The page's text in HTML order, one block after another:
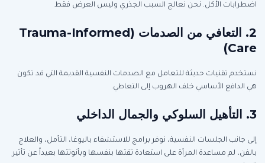
اضطرابات الأكل. نحن نعالج السبب الجذري وليس العرض فقط.
2. التعافي من الصدمات (Trauma-Informed
Care)
نستخدم تقنيات حديثة للتعامل مع الصدمات النفسية القديمة التي قد تكون
هي الدافع الأساسي خلف الهروب إلى التعاطي.
3. التأهيل السلوكي والجمال الداخلي
إلى جانب الجلسات النفسية، نوفر برامج للاستشفاء باليوغا، التأمل، والعلاج
بالفن، لم مساعدة المرأة على استعادة ثقتها بنفسها وبأنوثتها بعيداً عن تأثير